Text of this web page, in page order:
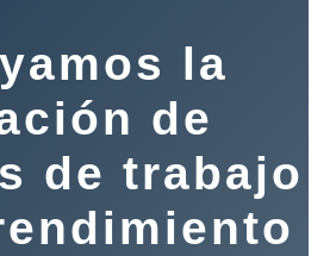
la
de
de trabajo